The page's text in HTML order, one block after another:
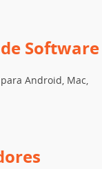
Software
Android, Mac,